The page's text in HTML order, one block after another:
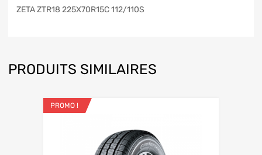
ZETA ZTR18 225X70R15C 112/110S
PRODUITS SIMILAIRES
PROMO !